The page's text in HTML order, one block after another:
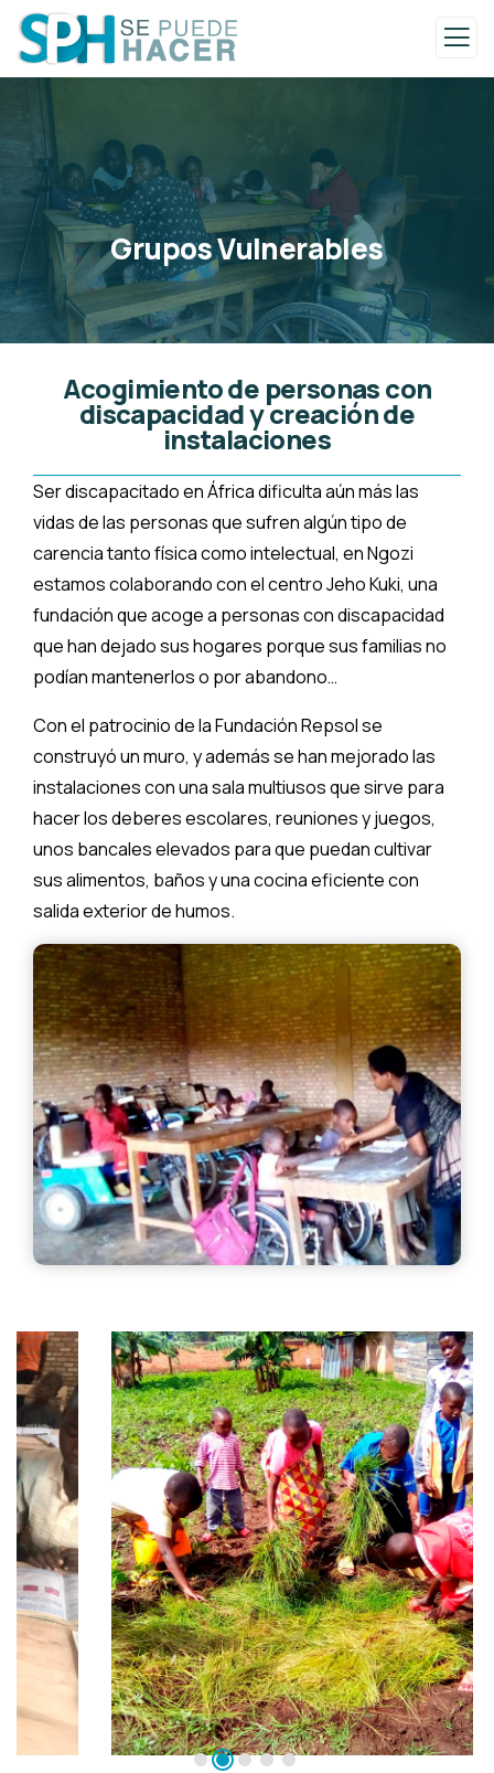
Grupos Vulnerables
Acogimiento de personas con
discapacidad y creación de
instalaciones
Ser discapacitado en África dificulta aún más las
vidas de las personas que sufren algún tipo de
carencia tanto física como intelectual, en Ngozi
estamos colaborando con el centro Jeho Kuki, una
fundación que acoge a personas con discapacidad
que han dejado sus hogares porque sus familias no
podían mantenerlos o por abandono…
Con el patrocinio de la Fundación Repsol se
construyó un muro, y además se han mejorado las
instalaciones con una sala multiusos que sirve para
hacer los deberes escolares, reuniones y juegos,
unos bancales elevados para que puedan cultivar
sus alimentos, baños y una cocina eficiente con
salida exterior de humos.